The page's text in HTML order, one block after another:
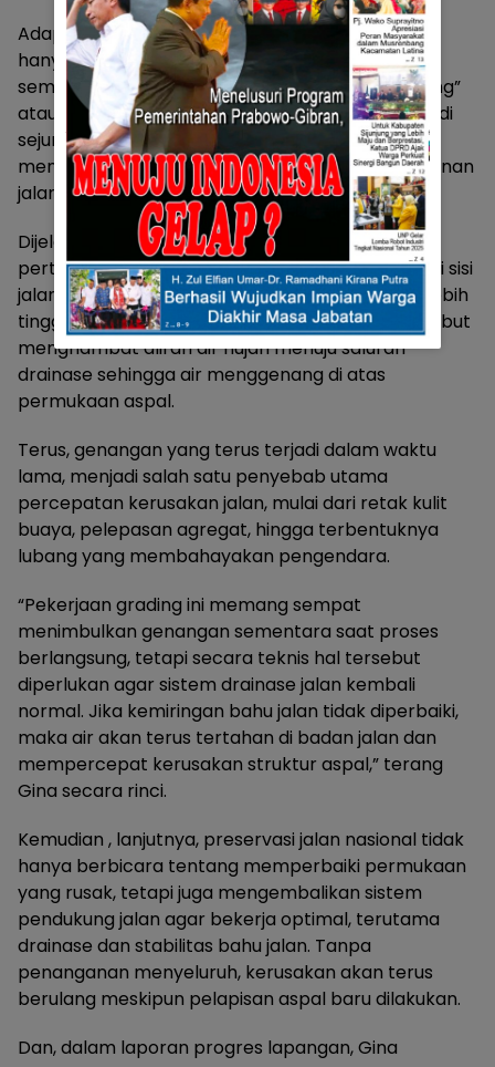
Adapun, pendekatan teknis yang dilakukan, tidak
hanya berupa penambalan permukaan jalan
semata, tetapi juga mencakup pekerjaan “grading”
atau pembentukan ulang kemiringan bahu jalan di
sejumlah titik strategis. Menurut Gina, langkah ini
menjadi bagian krusial dalam menjaga umur layanan
jalan nasional tersebut.
Dijelaskannya, bahwa selama bertahun-tahun,
pertumbuhan vegetasi liar dan endapan tanah di sisi
jalan menyebabkan elevasi bahu jalan menjadi lebih
tinggi dibanding badan jalan utama. Kondisi tersebut
menghambat aliran air hujan menuju saluran
drainase sehingga air menggenang di atas
permukaan aspal.
Terus, genangan yang terus terjadi dalam waktu
lama, menjadi salah satu penyebab utama
percepatan kerusakan jalan, mulai dari retak kulit
buaya, pelepasan agregat, hingga terbentuknya
lubang yang membahayakan pengendara.
“Pekerjaan grading ini memang sempat
menimbulkan genangan sementara saat proses
berlangsung, tetapi secara teknis hal tersebut
diperlukan agar sistem drainase jalan kembali
normal. Jika kemiringan bahu jalan tidak diperbaiki,
maka air akan terus tertahan di badan jalan dan
mempercepat kerusakan struktur aspal,” terang
Gina secara rinci.
Kemudian , lanjutnya, preservasi jalan nasional tidak
hanya berbicara tentang memperbaiki permukaan
yang rusak, tetapi juga mengembalikan sistem
pendukung jalan agar bekerja optimal, terutama
drainase dan stabilitas bahu jalan. Tanpa
penanganan menyeluruh, kerusakan akan terus
berulang meskipun pelapisan aspal baru dilakukan.
Dan, dalam laporan progres lapangan, Gina